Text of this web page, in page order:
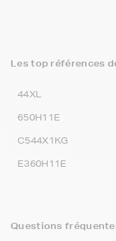
Les top références
44XL
650H11E
C544X1KG
E360H11E
Questions